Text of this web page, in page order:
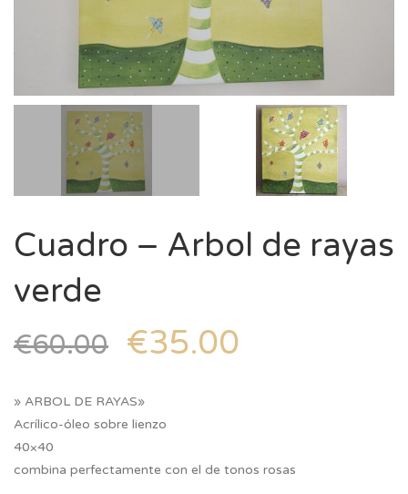
Cuadro – Arbol de rayas
verde
€60.00 €35.00
» ARBOL DE RAYAS»
Acrílico-óleo sobre lienzo
40×40
combina perfectamente con el de tonos rosas